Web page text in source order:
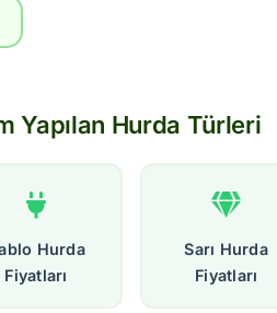
Yapılan Hurda Türleri
Hurda
Fiyatları
Sarı Hurda
Fiyatları